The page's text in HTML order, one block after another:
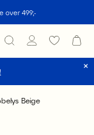
over 499;-
Beige